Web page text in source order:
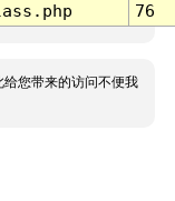
76
您带来的访问不便我